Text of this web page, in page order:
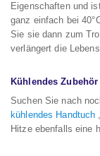
Eigenschaften und
ganz einfach bei
Sie sie dann zum
verlängert die
Kühlendes Zubehör
Suchen Sie nach
kühlendes Handtuch
Hitze ebenfalls eine